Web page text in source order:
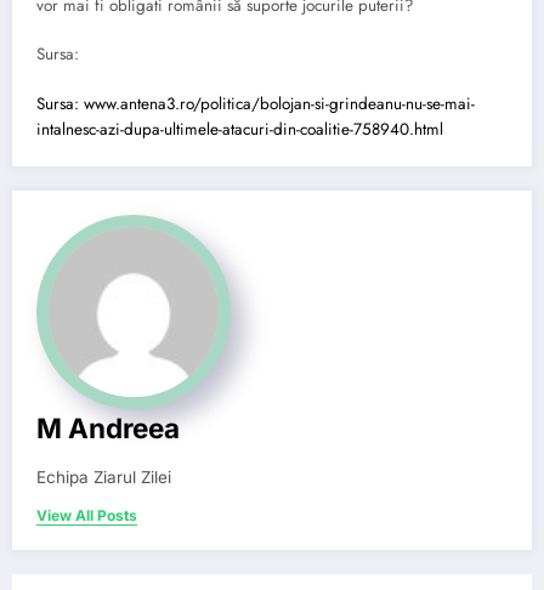
vor mai fi obligati românii să suporte jocurile puterii?
Sursa:
Sursa: www.antena3.ro/politica/bolojan-si-grindeanu-nu-se-mai-
intalnesc-azi-dupa-ultimele-atacuri-din-coalitie-758940.html
M Andreea
Echipa Ziarul Zilei
View All Posts